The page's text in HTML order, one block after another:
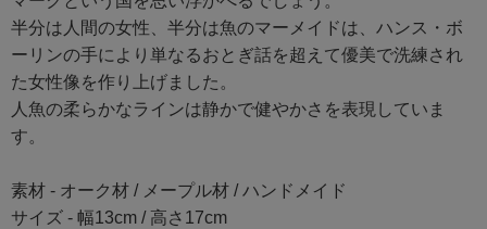
半分は人間の女性、半分は魚のマーメイドは、ハンス・ボ
ーリンの手により単なるおとぎ話を超えて優美で洗練され
た女性像を作り上げました。
人魚の柔らかなラインは静かで健やかさを表現していま
す。
素材 - オーク材 / メープル材 / ハンドメイド
サイズ - 幅13cm / 高さ17cm